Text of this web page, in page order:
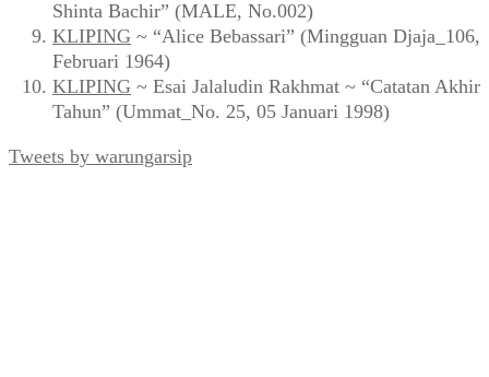
Shinta Bachir” (MALE, No.002)
KLIPING ~ “Alice Bebassari” (Mingguan Djaja_106,
Februari 1964)
KLIPING ~ Esai Jalaludin Rakhmat ~ “Catatan Akhir
Tahun” (Ummat_No. 25, 05 Januari 1998)
Tweets by warungarsip